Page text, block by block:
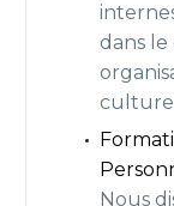
dans
culture
Nous